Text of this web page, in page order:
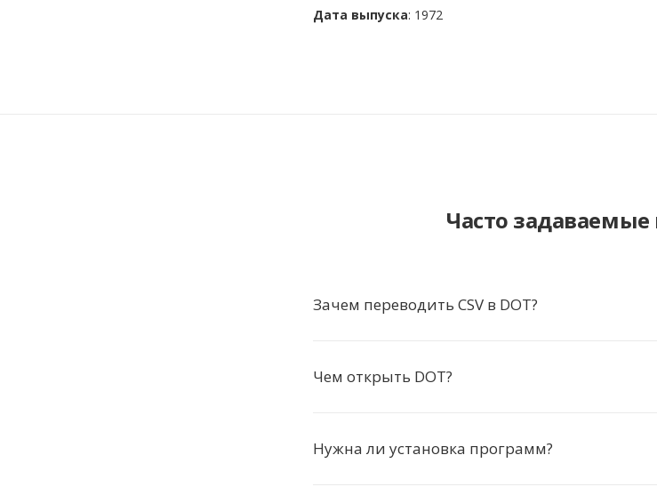
Дата выпуска: 1972
Часто задаваемые
Зачем переводить CSV в DOT?
Чем открыть DOT?
Нужна ли установка программ?